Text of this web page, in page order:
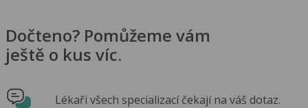
Dočteno? Pomůžeme vám
ještě o kus víc.
Lékaři všech specializací čekají na váš dotaz.